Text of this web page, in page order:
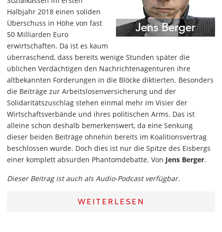
Halbjahr 2018 einen soliden
Überschuss in Höhe von fast
50 Milliarden Euro
erwirtschaften. Da ist es kaum
überraschend, dass bereits wenige Stunden später die
üblichen Verdächtigen den Nachrichtenagenturen ihre
altbekannten Forderungen in die Blöcke diktierten. Besonders
die Beiträge zur Arbeitslosenversicherung und der
Solidaritätszuschlag stehen einmal mehr im Visier der
Wirtschaftsverbände und ihres politischen Arms. Das ist
alleine schon deshalb bemerkenswert, da eine Senkung
dieser beiden Beiträge ohnehin bereits im Koalitionsvertrag
beschlossen wurde. Doch dies ist nur die Spitze des Eisbergs
einer komplett absurden Phantomdebatte. Von Jens Berger.
Dieser Beitrag ist auch als Audio-Podcast verfügbar.
WEITERLESEN